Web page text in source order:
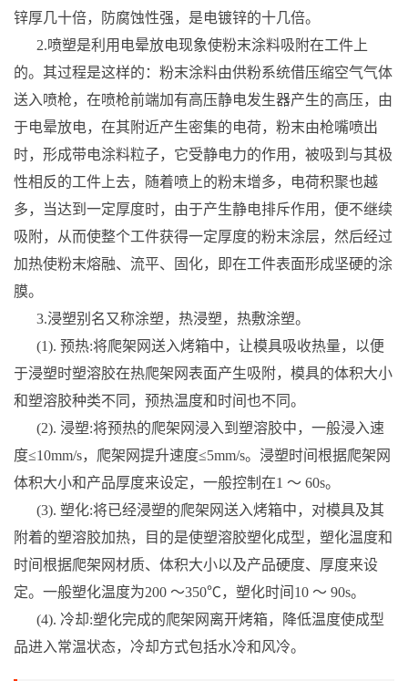
锌厚几十倍，防腐蚀性强，是电镀锌的十几倍。
2.喷塑是利用电晕放电现象使粉末涂料吸附在工件上
的。其过程是这样的：粉末涂料由供粉系统借压缩空气气体
送入喷枪，在喷枪前端加有高压静电发生器产生的高压，由
于电晕放电，在其附近产生密集的电荷，粉末由枪嘴喷出
时，形成带电涂料粒子，它受静电力的作用，被吸到与其极
性相反的工件上去，随着喷上的粉末增多，电荷积聚也越
多，当达到一定厚度时，由于产生静电排斥作用，便不继续
吸附，从而使整个工件获得一定厚度的粉末涂层，然后经过
加热使粉末熔融、流平、固化，即在工件表面形成坚硬的涂
膜。
3.浸塑别名又称涂塑，热浸塑，热敷涂塑。
(1). 预热:将爬架网送入烤箱中，让模具吸收热量，以便
于浸塑时塑溶胶在热爬架网表面产生吸附，模具的体积大小
和塑溶胶种类不同，预热温度和时间也不同。
(2). 浸塑:将预热的爬架网浸入到塑溶胶中，一般浸入速
度≤10mm/s，爬架网提升速度≤5mm/s。浸塑时间根据爬架网
体积大小和产品厚度来设定，一般控制在1 ～ 60s。
(3). 塑化:将已经浸塑的爬架网送入烤箱中，对模具及其
附着的塑溶胶加热，目的是使塑溶胶塑化成型，塑化温度和
时间根据爬架网材质、体积大小以及产品硬度、厚度来设
定。一般塑化温度为200 ～350℃，塑化时间10 ～ 90s。
(4). 冷却:塑化完成的爬架网离开烤箱，降低温度使成型
品进入常温状态，冷却方式包括水冷和风冷。